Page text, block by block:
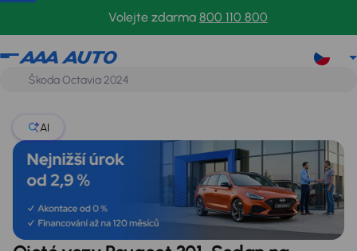
Volejte zdarma 800 110 800
Peugeot
AI